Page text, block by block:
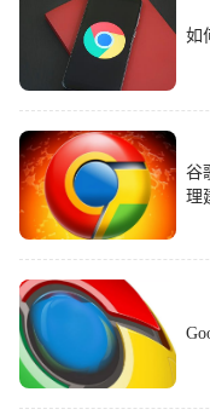
如
谷
理